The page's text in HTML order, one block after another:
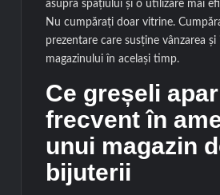
asupra spațiului și o utilizare mai
Nu cumpărați doar vitrine.
prezentare care susține vânzarea și
magazinului în același timp.
Ce greșeli apar
frecvent în
unui magazin
bijuterii